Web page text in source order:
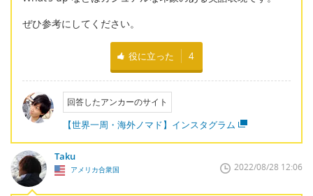
ぜひ参考にしてください。
役に立った 4
回答したアンカーのサイト
【世界一周・海外ノマド】インスタグラム
Taku
アメリカ合衆国 2022/08/28 12:06